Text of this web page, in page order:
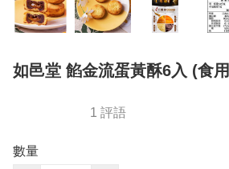
如邑堂 餡金流蛋黃酥6入 (食
1 評語
數量